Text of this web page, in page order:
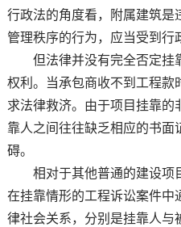
行政法的角度看，附属建筑是
管理秩序的行为，应当受到行
但法律并没有完全否定挂
权利。当承包商收不到工程款
求法律救济。由于项目挂靠
靠人之间往往缺乏相应的书
碍。
相对于其他普通的建设项
在挂靠情形的工程诉讼案件中
律社会关系，分别是挂靠人与